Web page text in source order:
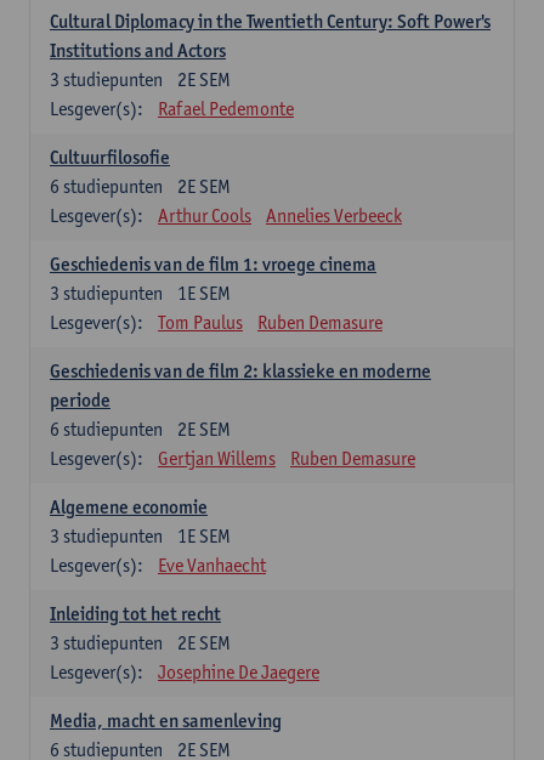
Cultural Diplomacy in the Twentieth Century: Soft Power's
Institutions and Actors
2E SEM
3 studiepunten
Lesgever(s):
Rafael Pedemonte
Cultuurfilosofie
2E SEM
6 studiepunten
Lesgever(s):
Arthur Cools Annelies Verbeeck
Geschiedenis van de film 1: vroege cinema
1E SEM
3 studiepunten
Lesgever(s):
Tom Paulus Ruben Demasure
Geschiedenis van de film 2: klassieke en moderne
periode
2E SEM
6 studiepunten
Lesgever(s):
Gertjan Willems Ruben Demasure
Algemene economie
1E SEM
3 studiepunten
Lesgever(s):
Eve Vanhaecht
Inleiding tot het recht
2E SEM
3 studiepunten
Lesgever(s):
Josephine De Jaegere
Media, macht en samenleving
2E SEM
6 studiepunten